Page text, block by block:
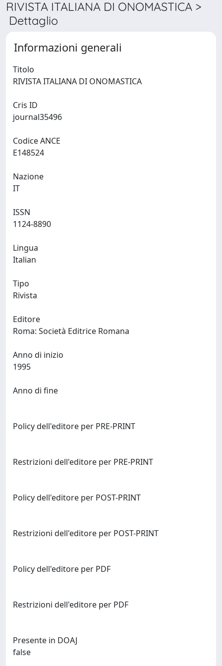
RIVISTA ITALIANA DI ONOMASTICA >
Dettaglio
Informazioni generali
Titolo
Cris ID
Codice ANCE
Nazione
ISSN
Lingua
Tipo
Rivista
Editore
Anno di inizio
Anno di fine
Policy dell'editore per PRE-PRINT
Restrizioni dell'editore per PRE-PRINT
Policy dell'editore per POST-PRINT
Restrizioni dell'editore per POST-PRINT
Policy dell'editore per PDF
Restrizioni dell'editore per PDF
Presente in DOAJ